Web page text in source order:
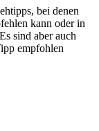
bei denen
kann oder in
sind aber auch
empfohlen